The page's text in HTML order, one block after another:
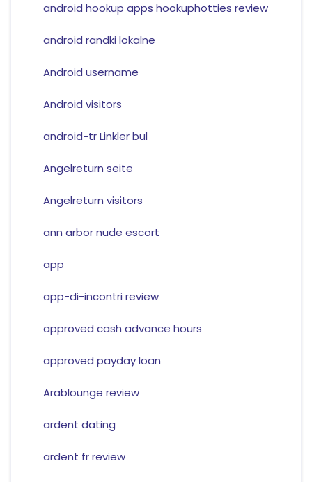
android hookup apps hookuphotties review
android randki lokalne
Android username
Android visitors
android-tr Linkler bul
Angelreturn seite
Angelreturn visitors
ann arbor nude escort
app
app-di-incontri review
approved cash advance hours
approved payday loan
Arablounge review
ardent dating
ardent fr review